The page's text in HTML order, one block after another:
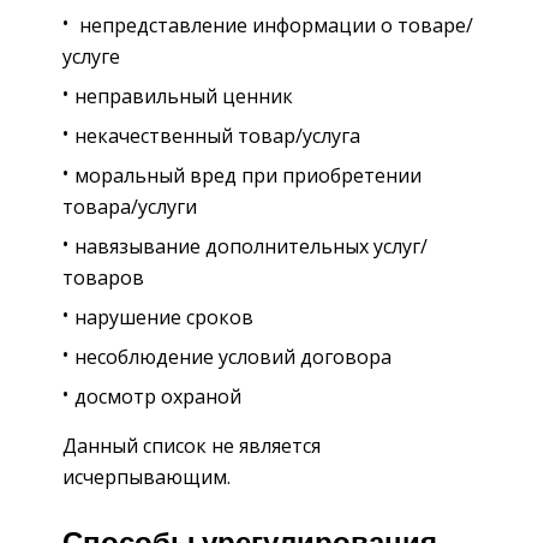
непредставление информации о товаре/
услуге
неправильный ценник
некачественный товар/услуга
моральный вред при приобретении
товара/услуги
навязывание дополнительных услуг/
товаров
нарушение сроков
несоблюдение условий договора
досмотр охраной
Данный список не является
исчерпывающим.